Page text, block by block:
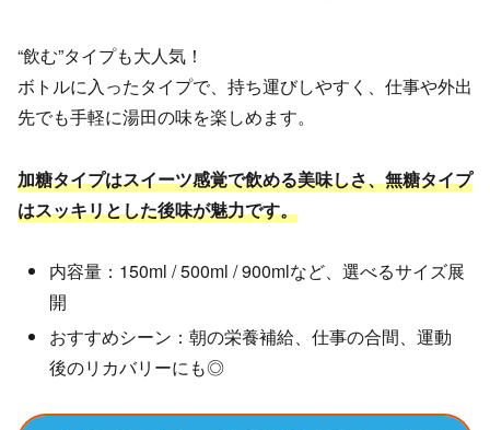
“飲む”タイプも大人気！
ボトルに入ったタイプで、持ち運びしやすく、仕事や外出
先でも手軽に湯田の味を楽しめます。
加糖タイプはスイーツ感覚で飲める美味しさ、無糖タイプ
はスッキリとした後味が魅力です。
内容量：150ml / 500ml / 900mlなど、選べるサイズ展
開
おすすめシーン：朝の栄養補給、仕事の合間、運動
後のリカバリーにも◎